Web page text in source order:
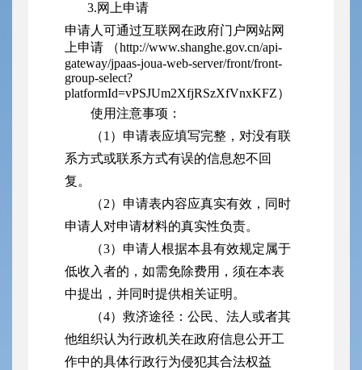
3.网上申请
申请人可通过互联网在政府门户网站网
上申请
（http://www.shanghe.gov.cn/api-
gateway/jpaas-joua-web-server/front/front-
group-select?
platformId=vPSJUm2XfjRSzXfVnxKFZ）
使用注意事项：
（1）申请表应填写完整，对没有联
系方式或联系方式有误的信息恕不回
复。
（2）申请表内容应真实有效，同时
申请人对申请材料的真实性负责。
（3）申请人根据本县有效规定属于
低收入者的，如需免除费用，须在本表
中提出，并同时提供相关证明。
（4）救济途径：公民、法人或者其
他组织认为行政机关在政府信息公开工
作中的具体行政行为侵犯其合法权益